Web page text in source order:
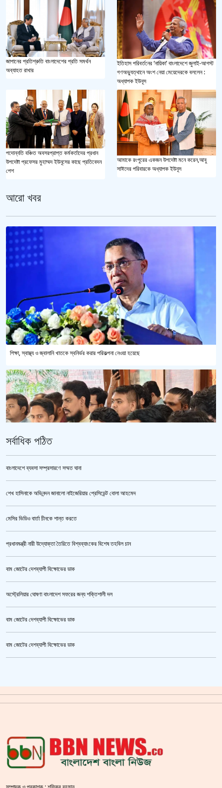
জাপানের প্রতিশ্রুতি বাংলাদেশের প্রতি সমর্থন
অব্যাহত রাখার
ইতিহাস পরিবর্তনের ‘নায়িকা’ বাংলাদেশে জুলাই-আগস্ট
গণঅভ্যুত্থানে অংশ নেয়া মেয়েদেরকে বললেন :
অধ্যাপক ইউনূস
পদোন্নতি বঞ্চিত অবসরপ্রাপ্ত কর্মকর্তাদের প্রধান
উপদেষ্টা প্রফেসর মুহাম্মদ ইউনূসের কাছে প্রতিবেদন
পেশ
আমাকে রংপুরের একজন উপদেষ্টা মনে করেন,আবু
সাঈদের পরিবারকে অধ্যাপক ইউনূস
আরো খবর
শিক্ষা, স্বাস্থ্য ও জ্বালানি খাতকে স্বনির্ভর করার পরিকল্পনা নেওয়া হয়েছে
ভারতকে ভয় পেয়েই কি ফেলানী ও মোদিবিরোধী আন্দোলনের ছবি সরানো হয়েছে?’
সর্বাধিক পঠিত
বাংলাদেশে ব্যবসা সম্প্রসারণে সম্মত ঘানা
শেখ হাসিনাকে অভিনন্দন জানালো নাইজেরিয়ার প্রেসিডেন্ট বোলা আহমেদ
মেসির ভিডিও বার্তা চীনকে শান্ত করতে
প্রধানমন্ত্রী নারী উদ্যোক্তা তৈরিতে বিশ্বব্যাংকের বিশেষ তহবিল চান
বাম জোটের দেশব্যাপী বিক্ষোভের ডাক
অস্ট্রেলিয়ার ঘোষণা বাংলাদেশ সফরের জন্য শক্তিশালী দল
বাম জোটের দেশব্যাপী বিক্ষোভের ডাক
বাম জোটের দেশব্যাপী বিক্ষোভের ডাক
গাজীপুর মহাসড়ক অবরোধ,সিটি করপোরেশনের গাড়ি চাপায় শ্রমিক নিহত
জাল ভিসায় ইউরোপে মানুষ পাঠানোর অভিযোগে,শাহজালাল থেকে গ্রেপ্তার পাঁচজন
‘শ্লীলতাহানির সত্যতা’ মিলেছে শিক্ষক মুরাদের বিরুদ্ধে